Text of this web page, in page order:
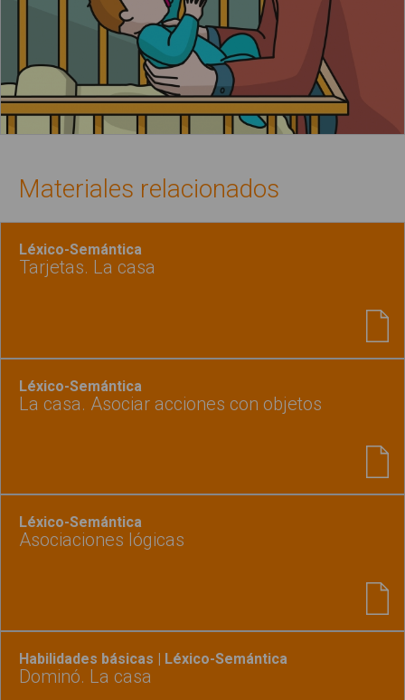
Materiales relacionados
Léxico-Semántica
Tarjetas. La casa
Léxico-Semántica
La casa. Asociar acciones con objetos
Léxico-Semántica
Asociaciones lógicas
Habilidades básicas | Léxico-Semántica
Dominó. La casa